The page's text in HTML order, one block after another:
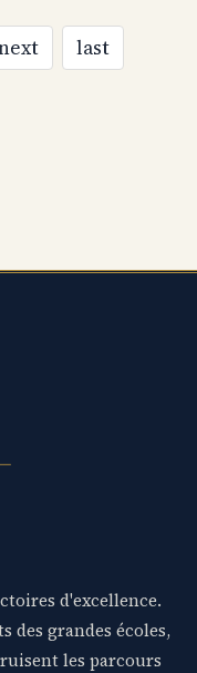
last
d'excellence.
des grandes écoles,
les parcours